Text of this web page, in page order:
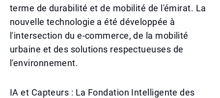
terme de durabilité et de mobilité de l'émirat. La
nouvelle technologie a été développée à
l'intersection du e-commerce, de la mobilité
urbaine et des solutions respectueuses de
l'environnement.
IA et Capteurs : La Fondation Intelligente des